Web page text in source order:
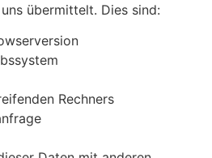
übermittelt. Dies sind:
Rechners